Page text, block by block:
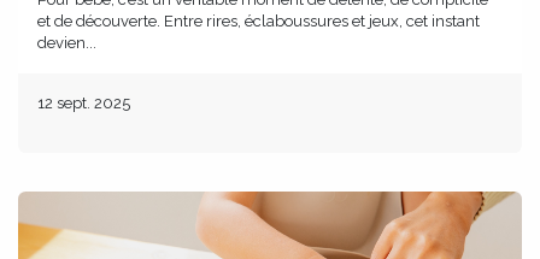
et de découverte. Entre rires, éclaboussures et jeux, cet instant
devien...
12 sept. 2025